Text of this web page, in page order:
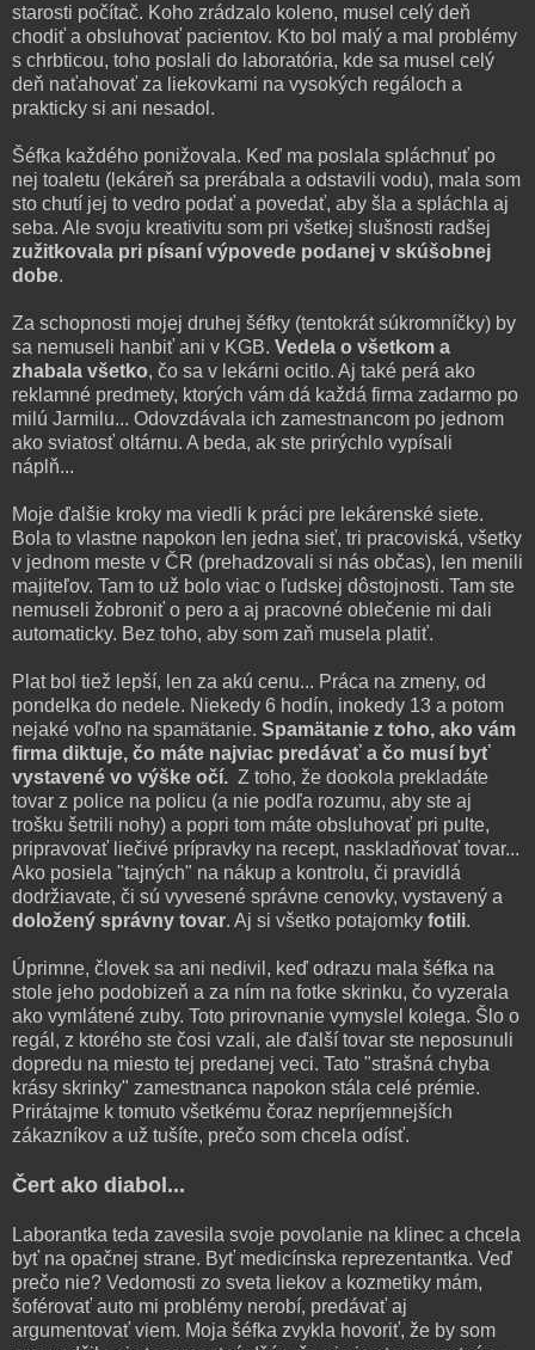
starosti počítač. Koho zrádzalo koleno, musel celý deň
chodiť a obsluhovať pacientov. Kto bol malý a mal problémy
s chrbticou, toho poslali do laboratória, kde sa musel celý
deň naťahovať za liekovkami na vysokých regáloch a
prakticky si ani nesadol.
Šéfka každého ponižovala. Keď ma poslala spláchnuť po
nej toaletu (lekáreň sa prerábala a odstavili vodu), mala som
sto chutí jej to vedro podať a povedať, aby šla a spláchla aj
seba. Ale svoju kreativitu som pri všetkej slušnosti radšej
zužitkovala pri písaní výpovede podanej v skúšobnej
dobe.
Za schopnosti mojej druhej šéfky (tentokrát súkromníčky) by
sa nemuseli hanbiť ani v KGB. Vedela o všetkom a
zhabala všetko, čo sa v lekárni ocitlo. Aj také perá ako
reklamné predmety, ktorých vám dá každá firma zadarmo po
milú Jarmilu... Odovzdávala ich zamestnancom po jednom
ako sviatosť oltárnu. A beda, ak ste prirýchlo vypísali
náplň...
Moje ďalšie kroky ma viedli k práci pre lekárenské siete.
Bola to vlastne napokon len jedna sieť, tri pracoviská, všetky
v jednom meste v ČR (prehadzovali si nás občas), len menili
majiteľov. Tam to už bolo viac o ľudskej dôstojnosti. Tam ste
nemuseli žobroniť o pero a aj pracovné oblečenie mi dali
automaticky. Bez toho, aby som zaň musela platiť.
Plat bol tiež lepší, len za akú cenu... Práca na zmeny, od
pondelka do nedele. Niekedy 6 hodín, inokedy 13 a potom
nejaké voľno na spamätanie. Spamätanie z toho, ako vám
firma diktuje, čo máte najviac predávať a čo musí byť
vystavené vo výške očí. Z toho, že dookola prekladáte
tovar z police na policu (a nie podľa rozumu, aby ste aj
trošku šetrili nohy) a popri tom máte obsluhovať pri pulte,
pripravovať liečivé prípravky na recept, naskladňovať tovar...
Ako posiela "tajných" na nákup a kontrolu, či pravidlá
dodržiavate, či sú vyvesené správne cenovky, vystavený a
doložený správny tovar. Aj si všetko potajomky fotili.
Úprimne, človek sa ani nedivil, keď odrazu mala šéfka na
stole jeho podobizeň a za ním na fotke skrinku, čo vyzerala
ako vymlátené zuby. Toto prirovnanie vymyslel kolega. Šlo o
regál, z ktorého ste čosi vzali, ale ďalší tovar ste neposunuli
dopredu na miesto tej predanej veci. Tato "strašná chyba
krásy skrinky" zamestnanca napokon stála celé prémie.
Prirátajme k tomuto všetkému čoraz nepríjemnejších
zákazníkov a už tušíte, prečo som chcela odísť.
Čert ako diabol...
Laborantka teda zavesila svoje povolanie na klinec a chcela
byť na opačnej strane. Byť medicínska reprezentantka. Veď
prečo nie? Vedomosti zo sveta liekov a kozmetiky mám,
šoférovať auto mi problémy nerobí, predávať aj
argumentovať viem. Moja šéfka zvykla hovoriť, že by som